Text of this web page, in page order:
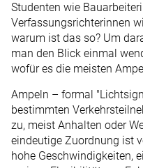
Studenten wie
Verfassungsrichterinnen
warum ist das so? Um
man den Blick einmal
wofür es die meisten
Ampeln – formal
bestimmten
zu, meist Anhalten oder
eindeutige Zuordnung ist
hohe Geschwindigkeiten,